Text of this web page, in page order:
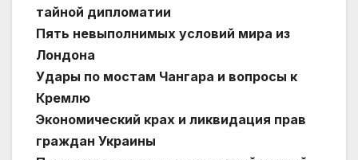
тайной дипломатии
Пять невыполнимых условий мира из
Лондона
Удары по мостам Чангара и вопросы к
Кремлю
Экономический крах и ликвидация прав
граждан Украины